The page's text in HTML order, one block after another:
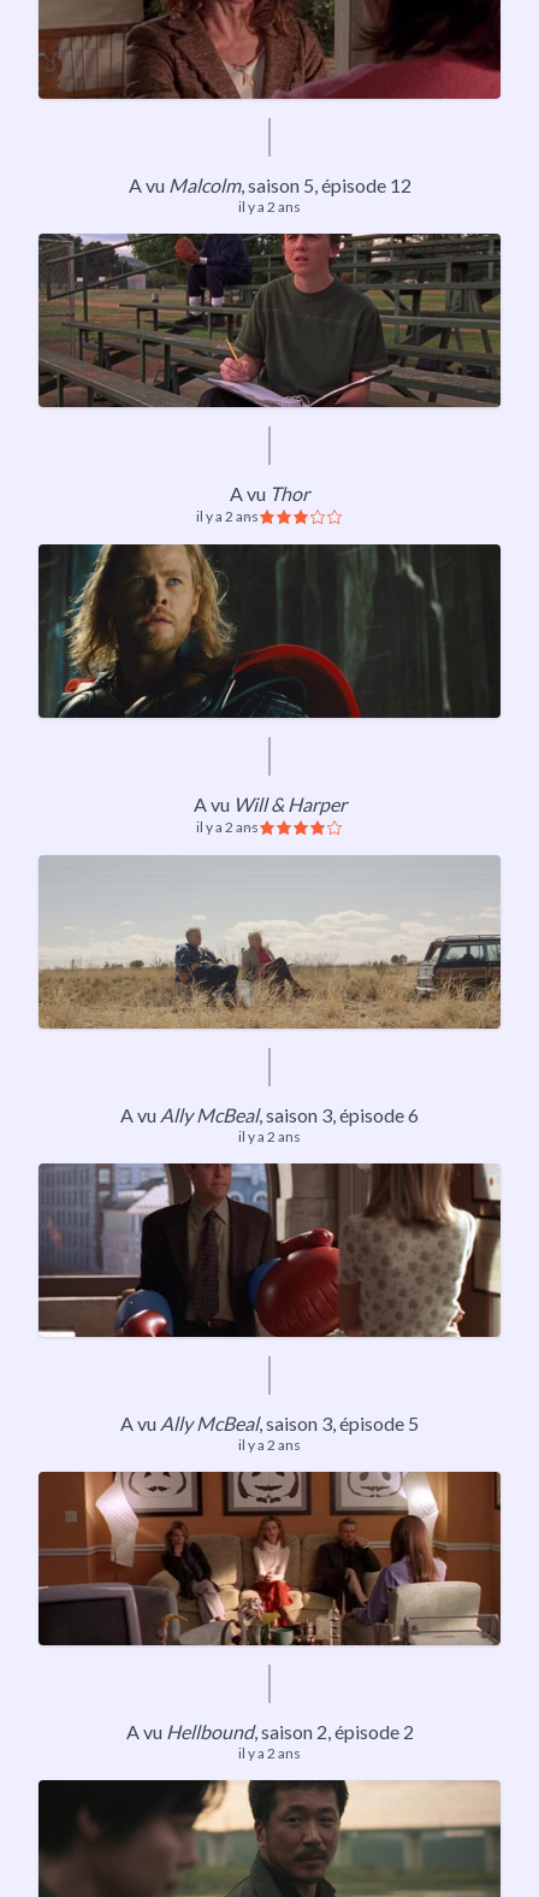
A vu Malcolm,saison 5, épisode 12
il y a 2 ans
A vu Thor
il y a 2 ans
A vu Will & Harper
il y a 2 ans
A vu Ally McBeal,saison 3, épisode 6
il y a 2 ans
A vu Ally McBeal,saison 3, épisode 5
il y a 2 ans
A vu Hellbound,saison 2, épisode 2
il y a 2 ans